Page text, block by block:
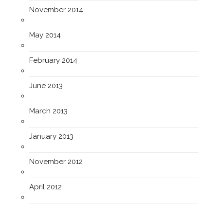
November 2014
May 2014
February 2014
June 2013
March 2013
January 2013
November 2012
April 2012